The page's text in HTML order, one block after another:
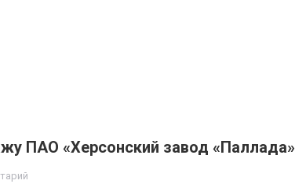
ПАО «Херсонский завод «Паллада»